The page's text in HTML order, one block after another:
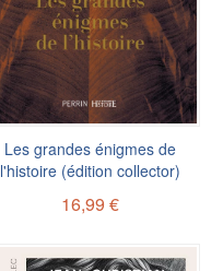
Les grandes énigmes de
l'histoire (édition collector)
16,99 €